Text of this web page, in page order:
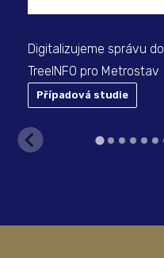
Digitalizujeme správu
TreeINFO pro Metrostav
Případová studie